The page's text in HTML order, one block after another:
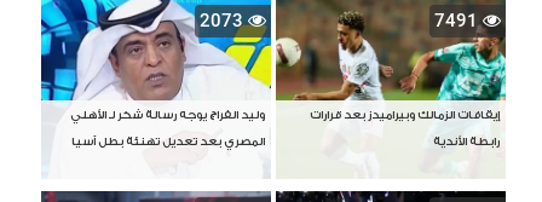
7491
إيقافات الزمالك وبيراميدز بعد قرارات
رابطة الأندية
2073
وليد الفراج يوجه رسالة شكر لـ الأهلي
المصري بعد تعديل تهنئة بطل آسيا